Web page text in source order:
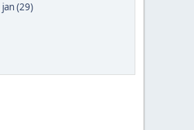
jan (29)